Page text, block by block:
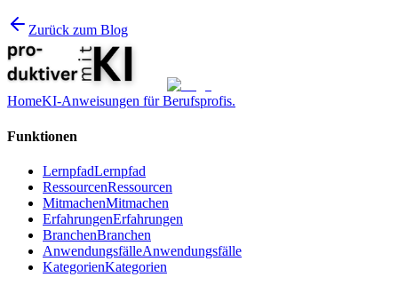
Zurück zum Blog
HomeKI-Anweisungen für Berufsprofis.
Funktionen
LernpfadLernpfad
RessourcenRessourcen
MitmachenMitmachen
ErfahrungenErfahrungen
BranchenBranchen
AnwendungsfälleAnwendungsfälle
KategorienKategorien